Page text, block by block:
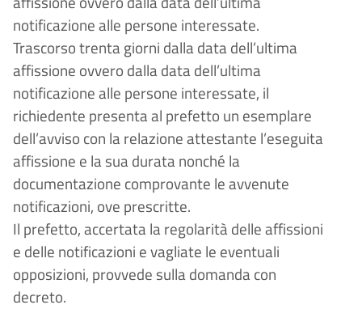
notificazione alle persone interessate.
Trascorso trenta giorni dalla data dell’ultima
affissione ovvero dalla data dell’ultima
notificazione alle persone interessate, il
richiedente presenta al prefetto un esemplare
dell’avviso con la relazione attestante l’eseguita
affissione e la sua durata nonché la
documentazione comprovante le avvenute
notificazioni, ove prescritte.
Il prefetto, accertata la regolarità delle affissioni
e delle notificazioni e vagliate le eventuali
opposizioni, provvede sulla domanda con
decreto.